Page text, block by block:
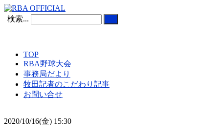
検索...
TOP
RBA野球大会
事務局だより
牧田記者のこだわり記事
お問い合せ
2020/10/16(金) 15:30